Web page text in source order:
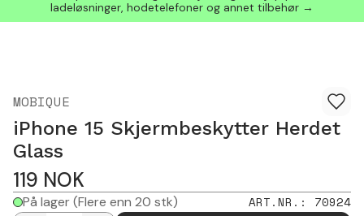
ladeløsninger, hodetelefoner og annet tilbehør →
MOBIQUE
iPhone 15 Skjermbeskytter Herdet
Glass
119 NOK
På lager(Flere enn 20 stk) ART.NR. : 70924